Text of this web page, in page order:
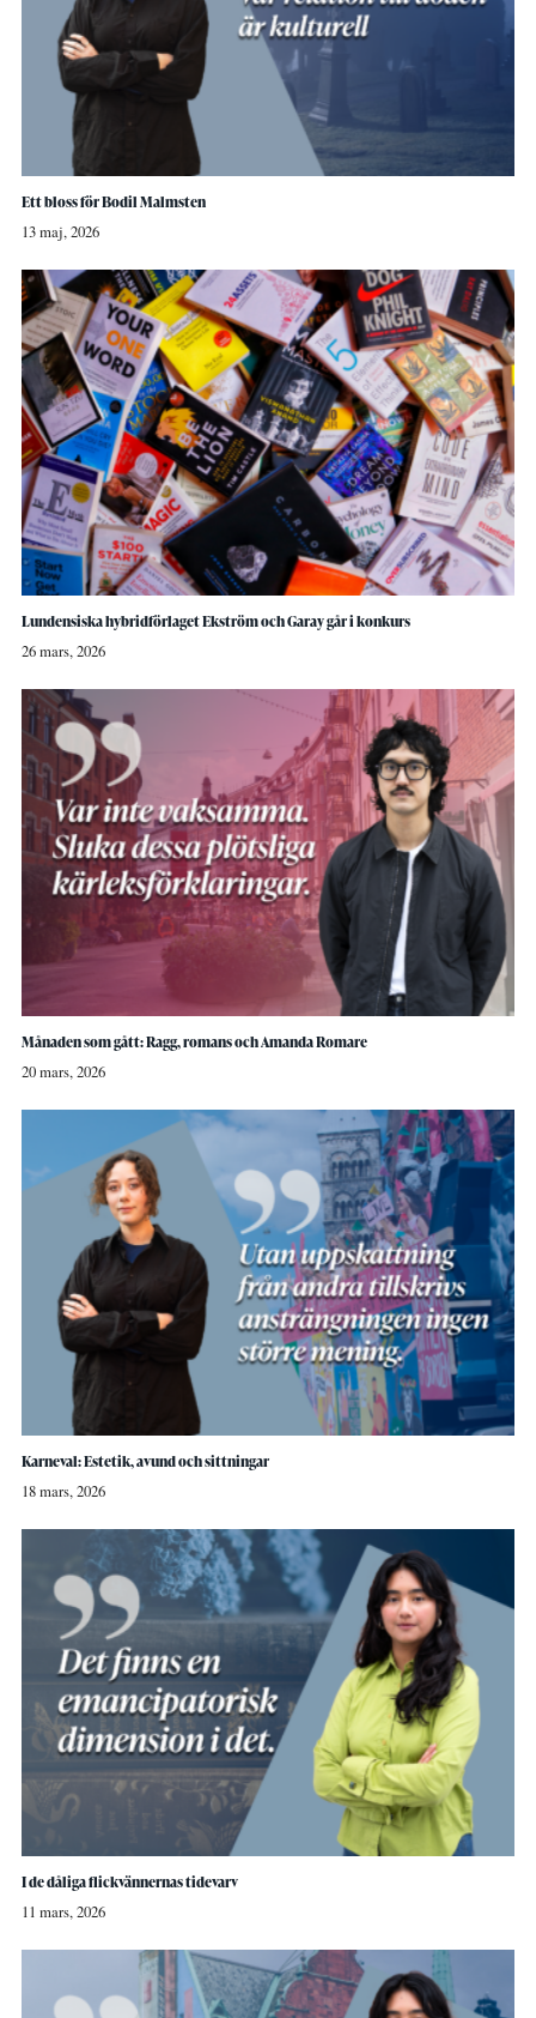
Ett bloss för Bodil Malmsten
13 maj, 2026
Lundensiska hybridförlaget Ekström och Garay går i konkurs
26 mars, 2026
Månaden som gått: Ragg, romans och Amanda Romare
20 mars, 2026
Karneval: Estetik, avund och sittningar
18 mars, 2026
I de dåliga flickvännernas tidevarv
11 mars, 2026